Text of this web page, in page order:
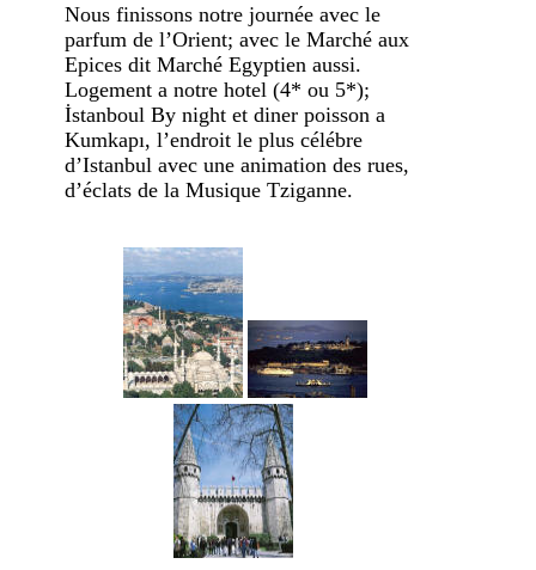
Nous finissons notre journée avec le
parfum de l’Orient; avec le Marché aux
Epices dit Marché Egyptien aussi.
Logement a notre hotel (4* ou 5*);
İstanboul By night et diner poisson a
Kumkapı, l’endroit le plus célébre
d’Istanbul avec une animation des rues,
d’éclats de la Musique Tziganne.